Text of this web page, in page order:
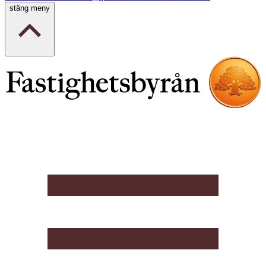
stäng meny